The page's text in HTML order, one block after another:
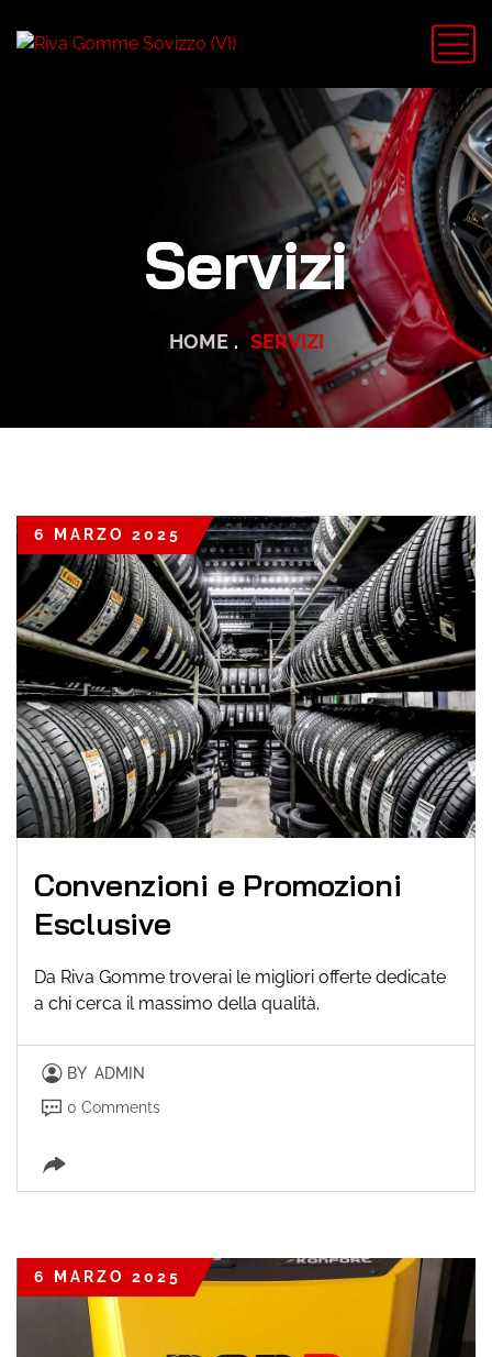
Servizi
HOME SERVIZI
6 MARZO 2025
Convenzioni e Promozioni
Esclusive
Da Riva Gomme troverai le migliori offerte dedicate
a chi cerca il massimo della qualità.
BY ADMIN
0 Comments
6 MARZO 2025